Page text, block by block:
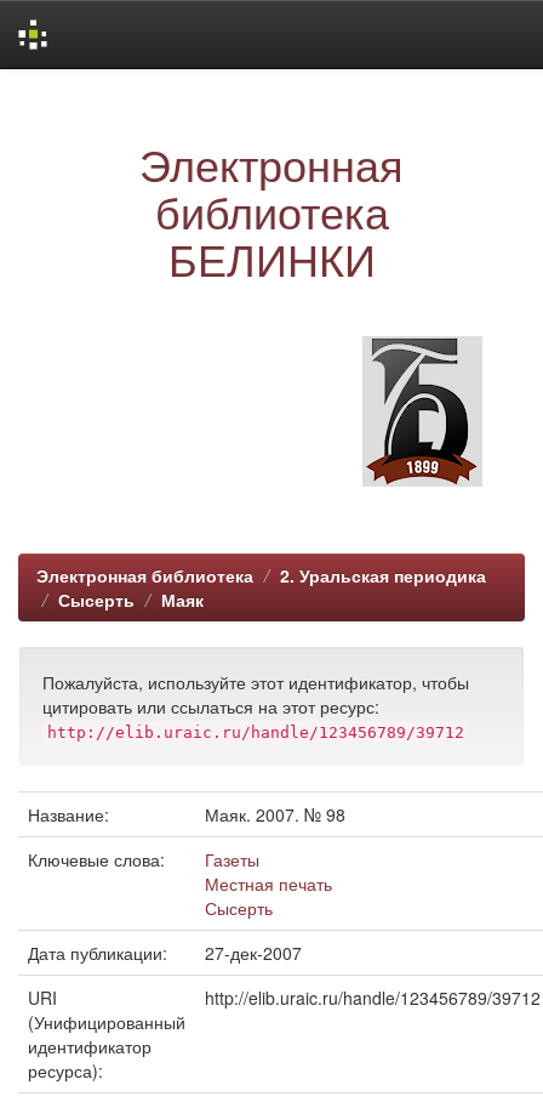
Электронная
библиотека
БЕЛИНКИ
Электронная библиотека
2. Уральская периодика
Сысерть
Маяк
Пожалуйста, используйте этот идентификатор, чтобы
цитировать или ссылаться на этот ресурс:
http://elib.uraic.ru/handle/123456789/39712
Название:
Маяк. 2007. № 98
Ключевые слова:
Газеты
Местная печать
Сысерть
Дата публикации:
27-дек-2007
URI
(Унифицированный
идентификатор
ресурса):
http://elib.uraic.ru/handle/123456789/39712